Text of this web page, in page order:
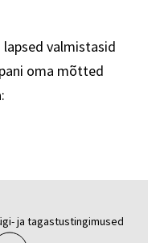
lapsed valmistasid
oma mõtted
ja tagastustingimused